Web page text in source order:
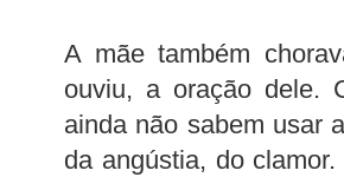
A mãe também
ouviu, a oração dele.
ainda não sabem usar
da angústia, do